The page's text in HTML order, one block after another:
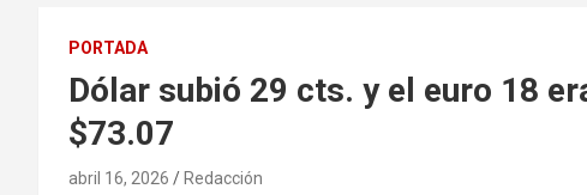
PORTADA
Dólar subió 29 cts. y el euro 18
$73.07
abril 16, 2026 Redacción